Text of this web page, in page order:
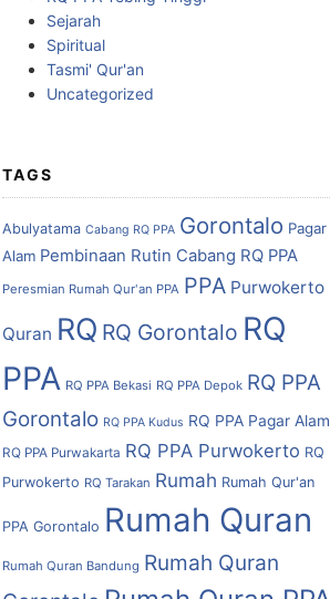
Sejarah
Spiritual
Tasmi' Qur'an
Uncategorized
TAGS
Abulyatama Cabang RQ PPA Gorontalo Pagar
Alam Pembinaan Rutin Cabang RQ PPA
Peresmian Rumah Qur'an PPA PPA Purwokerto
Quran RQ RQ Gorontalo RQ
PPA RQ PPA Bekasi RQ PPA Depok RQ PPA
Gorontalo RQ PPA Kudus RQ PPA Pagar Alam
RQ PPA Purwakarta RQ PPA Purwokerto RQ
Purwokerto RQ Tarakan Rumah Rumah Qur'an
PPA Gorontalo Rumah Quran
Rumah Quran Bandung Rumah Quran